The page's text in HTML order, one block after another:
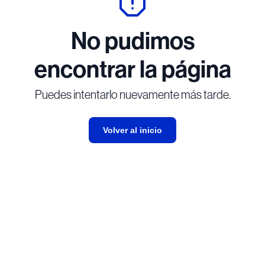
No pudimos
encontrar la página
Puedes intentarlo nuevamente más tarde.
Volver al inicio